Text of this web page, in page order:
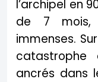
l’archipel en
de 7 mois,
immenses.
catastrophe
ancrés dans